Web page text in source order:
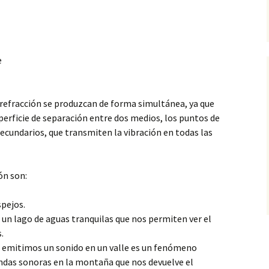
se produzcan de forma simultánea, ya que
de separación entre dos medios, los puntos de
que transmiten la vibración en todas las
son:
lago de aguas tranquilas que nos permiten ver el
emitimos un sonido en un valle es un fenómeno
sonoras en la montaña que nos devuelve el